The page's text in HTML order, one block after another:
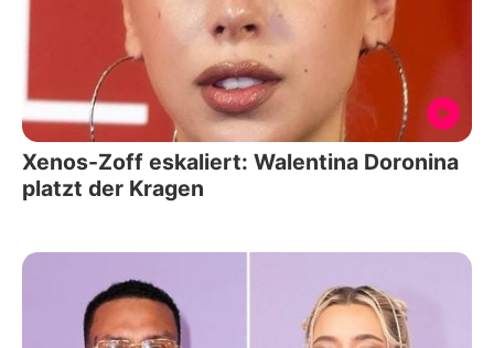
Xenos-Zoff eskaliert: Walentina Doronina
platzt der Kragen